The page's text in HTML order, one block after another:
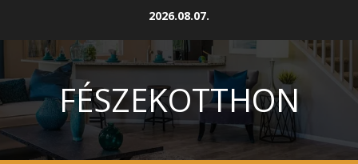
2026.08.07.
FÉSZEKOTTHON